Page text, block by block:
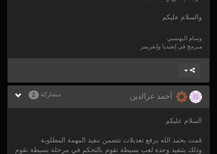
والسلام عليكم
وسام البهنسي
مبرمج في إنفيديا وإنفريمز
أحمد عزالدين مشاركة 2
السلام عليكم
قمت بحمد الله برفع تعديلات تتضمن تنفيذ المهمة المطلوبة
وذلك بتنفيذ وحدة لعب بسيطة تقوم بالتحكم في مرحلة بسيطة تقوم